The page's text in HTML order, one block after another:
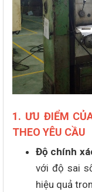
1. ƯU ĐIỂM
THEO YÊU CẦU
Độ chính
với độ sai
hiệu quả